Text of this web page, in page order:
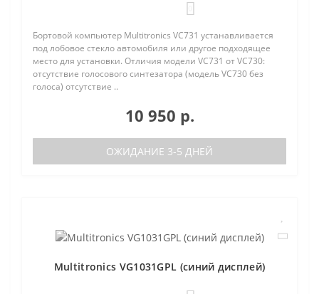
Бортовой компьютер Multitronics VC731 устанавливается
под лобовое стекло автомобиля или другое подходящее
место для установки. Отличия модели VC731 от VC730:
отсутствие голосового синтезатора (модель VC730 без
голоса) отсутствие ..
10 950 р.
ОЖИДАНИЕ 3-5 ДНЕЙ
Multitronics VG1031GPL (синий дисплей)